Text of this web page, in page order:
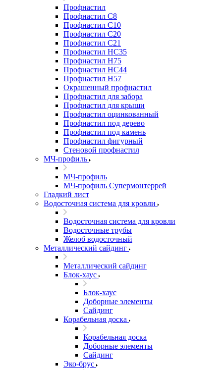
Профнастил
Профнастил С8
Профнастил С10
Профнастил С20
Профнастил С21
Профнастил НС35
Профнастил Н75
Профнастил HC44
Профнастил Н57
Окрашенный профнастил
Профнастил для забора
Профнастил для крыши
Профнастил оцинкованный
Профнастил под дерево
Профнастил под камень
Профнастил фигурный
Стеновой профнастил
МЧ-профиль
МЧ-профиль
МЧ-профиль Супермонтеррей
Гладкий лист
Водосточная система для кровли
Водосточная система для кровли
Водосточные трубы
Желоб водосточный
Металлический сайдинг
Металлический сайдинг
Блок-хаус
Блок-хаус
Доборные элементы
Сайдинг
Корабельная доска
Корабельная доска
Доборные элементы
Сайдинг
Эко-брус